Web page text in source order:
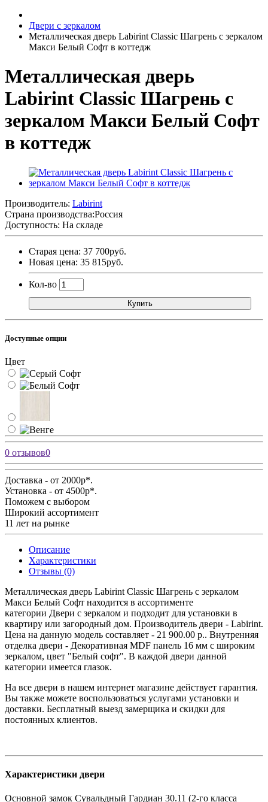
Двери с зеркалом
Металлическая дверь Labirint Classic Шагрень с зеркалом
Макси Белый Софт в коттедж
Металлическая дверь
Labirint Classic Шагрень с
зеркалом Макси Белый Софт
в коттедж
Производитель: Labirint
Страна производства:Россия
Доступность: На складе
Старая цена: 37 700руб.
Новая цена: 35 815руб.
Кол-во
Купить
Доступные опции
Цвет
0 отзывов0
Доставка - от 2000р*.
Установка - от 4500р*.
Поможем с выбором
Широкий ассортимент
11 лет на рынке
Описание
Характеристики
Отзывы (0)
Металлическая дверь Labirint Classic Шагрень с зеркалом
Макси Белый Софт находится в ассортименте
категории Двери с зеркалом и подходит для установки в
квартиру или загородный дом. Производитель двери - Labirint.
Цена на данную модель составляет - 21 900.00 р.. Внутренняя
отделка двери - Декоративная MDF панель 16 мм с широким
зеркалом, цвет "Белый софт". В каждой двери данной
категории имеется глазок.
На все двери в нашем интернет магазине действует гарантия.
Вы также можете воспользоваться услугами установки и
доставки. Бесплатный выезд замерщика и скидки для
постоянных клиентов.
Характеристики двери
Основной замок Сувальдный Гардиан 30.11 (2-го класса